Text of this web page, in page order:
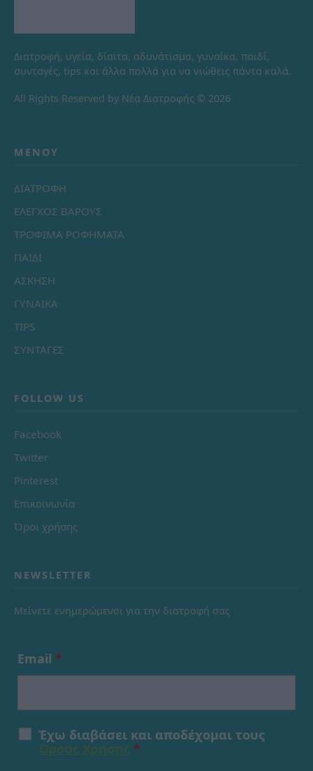
Διατροφή, υγεία, δίαιτα, αδυνάτισμα, γυναίκα, παιδί,
συνταγές, tips και άλλα πολλά για να νιώθεις πάντα καλά.
All Rights Reserved by Νέα Διατροφής © 2026
ΜΕΝΟΎ
ΔΙΑΤΡΟΦΗ
ΕΛΕΓΧΟΣ ΒΑΡΟΥΣ
ΤΡΟΦΙΜΑ ΡΟΦΗΜΑΤΑ
ΠΑΙΔΙ
ΑΣΚΗΣΗ
ΓΥΝΑΙΚΑ
TIPS
ΣΥΝΤΑΓΕΣ
FOLLOW US
Facebook
Twitter
Pinterest
Επικοινωνία
Όροι χρήσης
NEWSLETTER
Μείνετε ενημερώμενοι για την διατροφή σας
Email *
Έχω διαβάσει και αποδέχομαι τους
*